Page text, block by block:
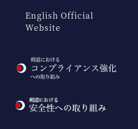
English Official
Website